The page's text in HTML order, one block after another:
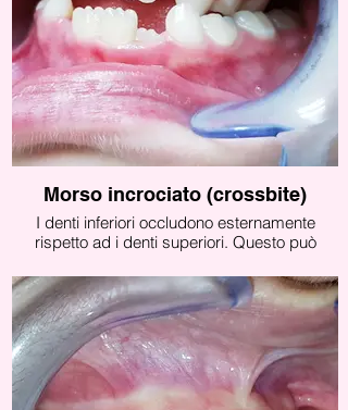
Morso incrociato (crossbite)
I denti inferiori occludono esternamente
rispetto ad i denti superiori. Questo può
mandibolare (es. associata a deglutizione
infantile o abitudini viziate) o da una crescita
incongrua mascellare-mandibolare (es. fattori
ereditari).